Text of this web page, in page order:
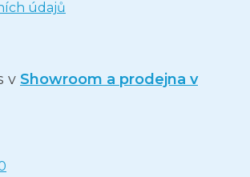
údajů
v Showroom a prodejna v